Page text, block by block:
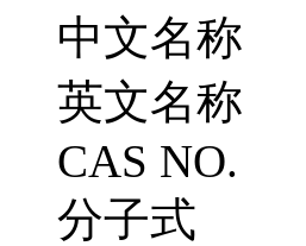
中文名称
英文名称
CAS NO.
分子式